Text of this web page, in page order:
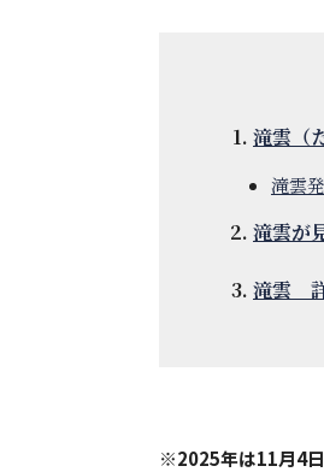
滝雲（
滝雲
滝雲が
滝雲
※2025年は11月4